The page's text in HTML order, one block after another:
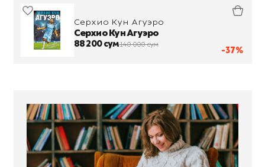
-37%
Серхио Кун Агуэро
Серхио Кун Агуэро
88 200 сум140 000 сум